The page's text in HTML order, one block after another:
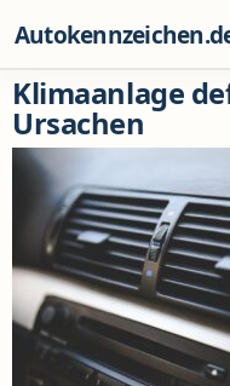
Klimaanlage
Ursachen